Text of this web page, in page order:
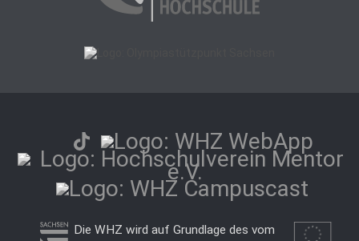
Die WHZ wird auf Grundlage des vom